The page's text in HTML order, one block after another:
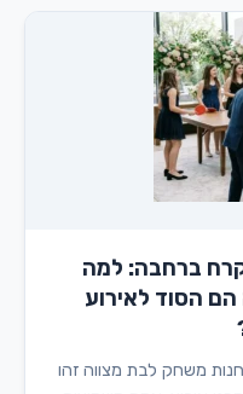
ברחבה: למה
הסוד לאירוע
משחק לבת מצווה זהו